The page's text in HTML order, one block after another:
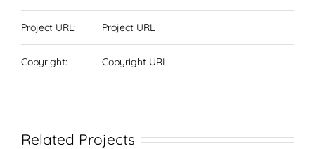
Project URL: Project URL
Copyright: Copyright URL
Related Projects